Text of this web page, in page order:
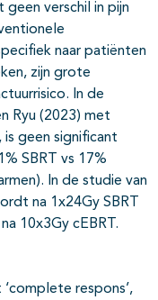
verschil in pijn
naar patiënten
zijn grote
In de
Ryu (2023) met
geen significant
SBRT vs 17%
In de studie van
na 1x24Gy SBRT
10x3Gy cEBRT.
respons’,